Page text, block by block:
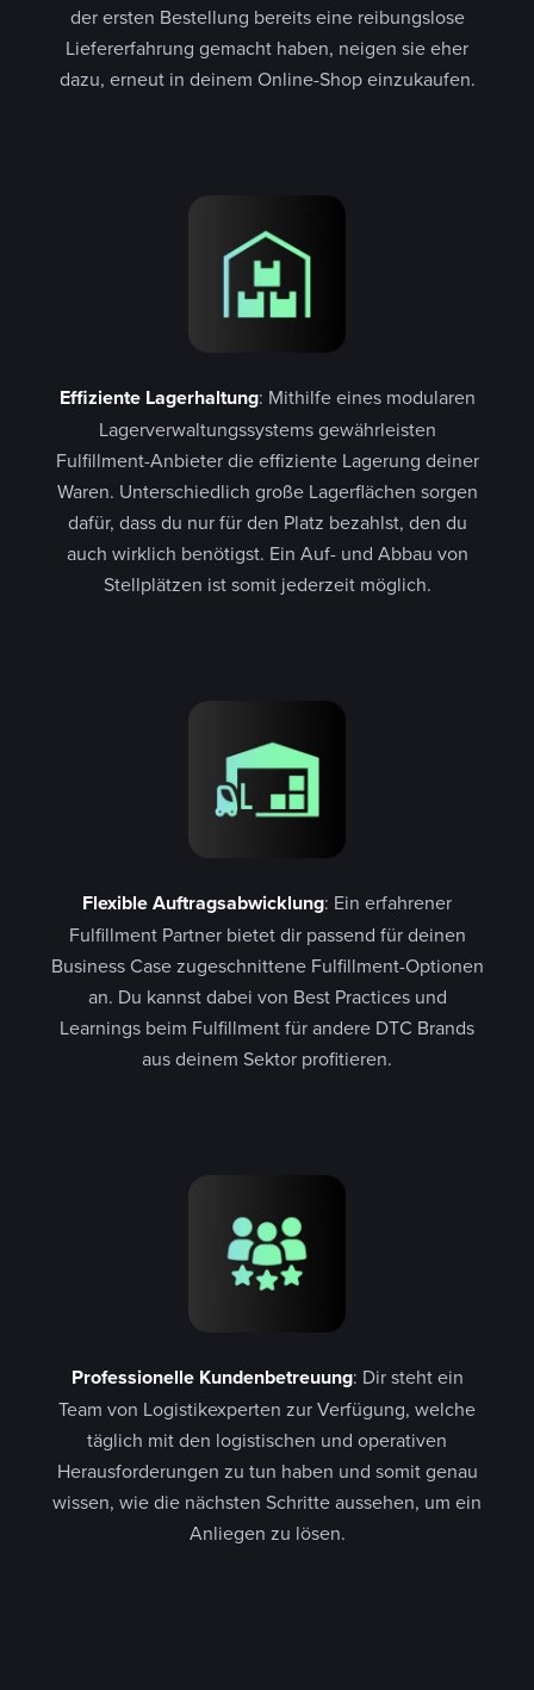
der ersten Bestellung bereits eine reibungslose
Liefererfahrung gemacht haben, neigen sie eher
dazu, erneut in deinem Online-Shop einzukaufen.
Effiziente Lagerhaltung: Mithilfe eines modularen
Lagerverwaltungssystems gewährleisten
Fulfillment-Anbieter die effiziente Lagerung deiner
Waren. Unterschiedlich große Lagerflächen sorgen
dafür, dass du nur für den Platz bezahlst, den du
auch wirklich benötigst. Ein Auf- und Abbau von
Stellplätzen ist somit jederzeit möglich.
Flexible Auftragsabwicklung: Ein erfahrener
Fulfillment Partner bietet dir passend für deinen
Business Case zugeschnittene Fulfillment-Optionen
an. Du kannst dabei von Best Practices und
Learnings beim Fulfillment für andere DTC Brands
aus deinem Sektor profitieren.
Professionelle Kundenbetreuung: Dir steht ein
Team von Logistikexperten zur Verfügung, welche
täglich mit den logistischen und operativen
Herausforderungen zu tun haben und somit genau
wissen, wie die nächsten Schritte aussehen, um ein
Anliegen zu lösen.